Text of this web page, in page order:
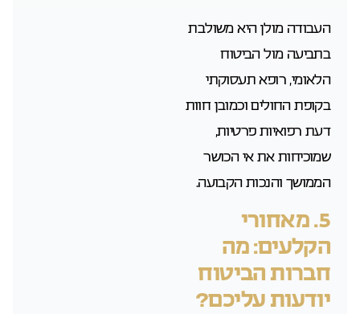
העבודה מולן היא משולבת
בתביעה מול הביטוח
הלאומי, רופא תעסוקתי
בקופת החולים וכמובן חוות
דעת רפואיות פרטיות,
שמוכיחות את אי הכושר
הממושך והנכות הקבועה.
5. מאחורי
הקלעים: מה
חברות הביטוח
יודעות עליכם?